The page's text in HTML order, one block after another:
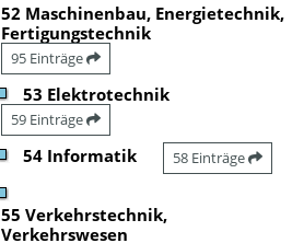
52 Maschinenbau, Energietechnik,
Fertigungstechnik
95 Einträge
53 Elektrotechnik
59 Einträge
54 Informatik 58 Einträge
55 Verkehrstechnik,
Verkehrswesen